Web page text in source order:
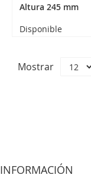
Altura 245 mm
Disponible
Mostrar
INFORMACIÓN